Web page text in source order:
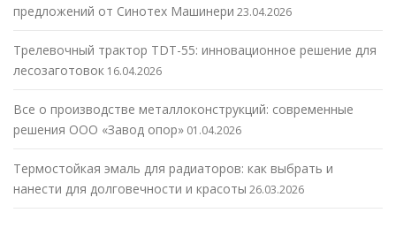
предложений от Синотех Машинери 23.04.2026
Трелевочный трактор TDT-55: инновационное решение для
лесозаготовок 16.04.2026
Все о производстве металлоконструкций: современные
решения ООО «Завод опор» 01.04.2026
Термостойкая эмаль для радиаторов: как выбрать и
нанести для долговечности и красоты 26.03.2026